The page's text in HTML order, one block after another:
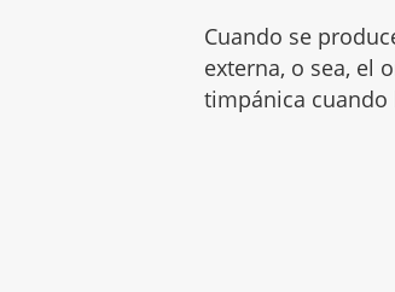
Cuando se
externa, o sea, el
timpánica cuando